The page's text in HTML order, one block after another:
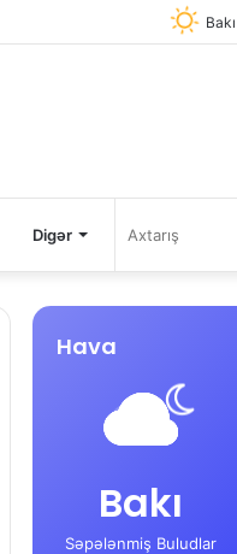
Bakı
Digər
Hava
Bakı
Səpələnmiş Buludlar